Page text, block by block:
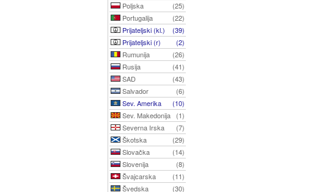
Poljska
(25)
Portugalija
(22)
Prijateljski (kl.)
(39)
Prijateljski (r)
(2)
Rumunija
(26)
Rusija
(41)
SAD
(43)
Salvador
(6)
Sev. Amerika
(10)
Sev. Makedonija
(1)
Severna Irska
(7)
Škotska
(29)
Slovačka
(14)
Slovenija
(8)
Švajcarska
(11)
Švedska
(30)